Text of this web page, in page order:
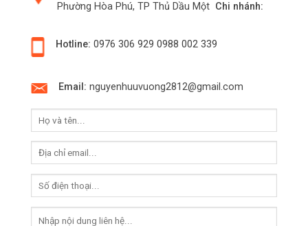
Phường Hòa Phú, TP Thủ Dầu Một Chi nhánh:
Hotline: 0976 306 929 0988 002 339
Email: nguyenhuuvuong2812@gmail.com